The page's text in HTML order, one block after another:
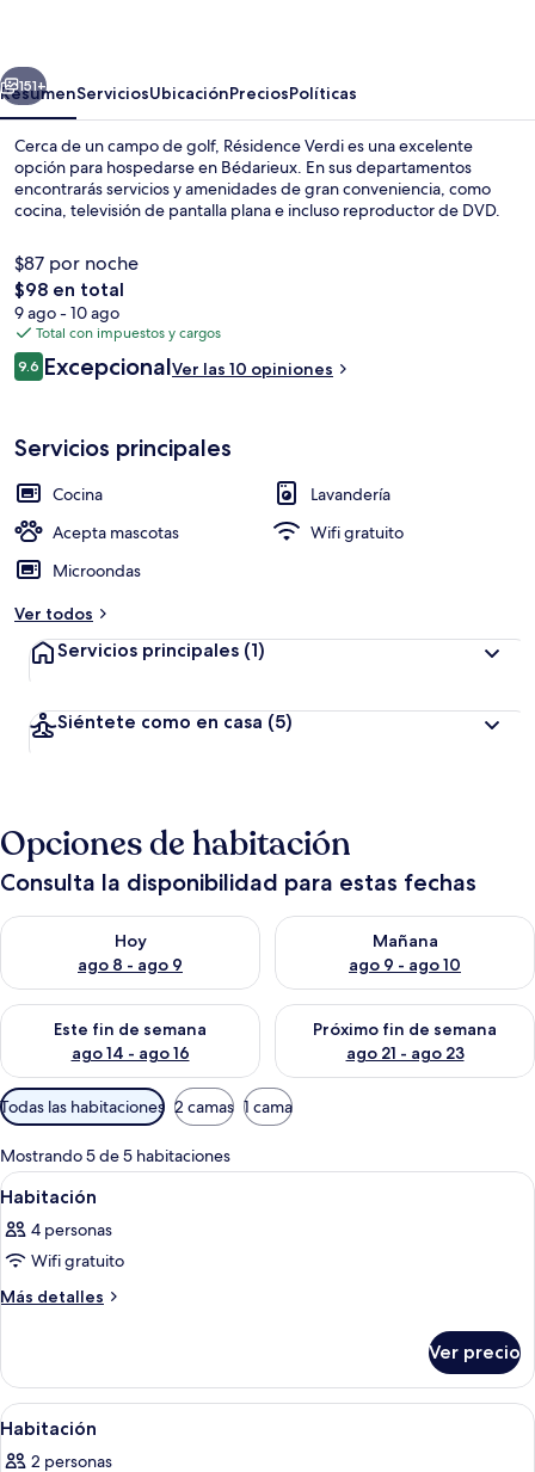
Siguiente
151+
ResumenServiciosUbicaciónPreciosPolíticas
Cerca de un campo de golf, Résidence Verdi es una excelente
opción para hospedarse en Bédarieux. En sus departamentos
encontrarás servicios y amenidades de gran conveniencia, como
cocina, televisión de pantalla plana e incluso reproductor de DVD.
$87 por noche
El
precio
total
es
de
$98 en total
9 ago - 10 ago
Total con impuestos y cargos
Opiniones
9.69.6 de 10,
ExcepcionalVer las 10 opiniones
Servicios principales
Cocina
Lavandería
Acepta mascotas
Wifi gratuito
Microondas
Ver todos
Servicios principales (1)
Siéntete como en casa (5)
Opciones de habitación
Consulta la disponibilidad para estas fechas
Hoy
ago 8 - ago 9
Consulta la disponibilidad para hoy ago 8 - ago 9
Mañana
ago 9 - ago 10
Consulta la disponibilidad
Este fin de semana
ago 14 - ago 16
Consulta la disponibilidad para este fin de semana ago 14 -
Próximo fin de semana
ago 21 - ago 23
Consulta la disponibilidad
Filtros
disponibles
para
las
habitaciones
Todas las habitaciones 2 camas 1 cama
Mostrando 5 de 5 habitaciones
Abrir
todas
las
fotos
de
Un dormitorio con cama, cómoda,
25
Habitación
4 personas
Wifi gratuito
Más detalles
Más
Ver precio
Abrir
todas
Una habitación con una cama, una
24
Habitación
2 personas